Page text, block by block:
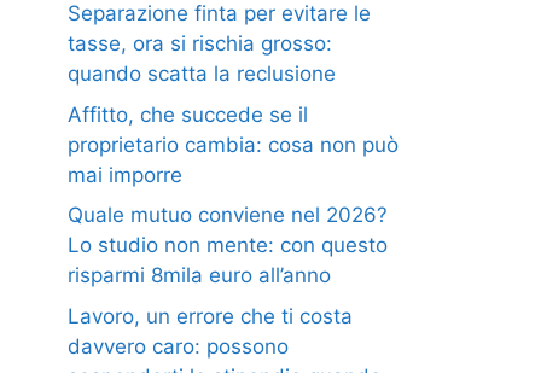
Separazione finta per evitare le
tasse, ora si rischia grosso:
quando scatta la reclusione
Affitto, che succede se il
proprietario cambia: cosa non può
mai imporre
Quale mutuo conviene nel 2026?
Lo studio non mente: con questo
risparmi 8mila euro all’anno
Lavoro, un errore che ti costa
davvero caro: possono